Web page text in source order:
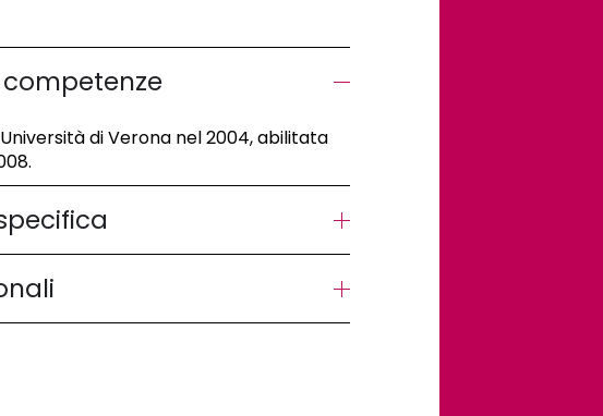
di Verona nel 2004, abilitata